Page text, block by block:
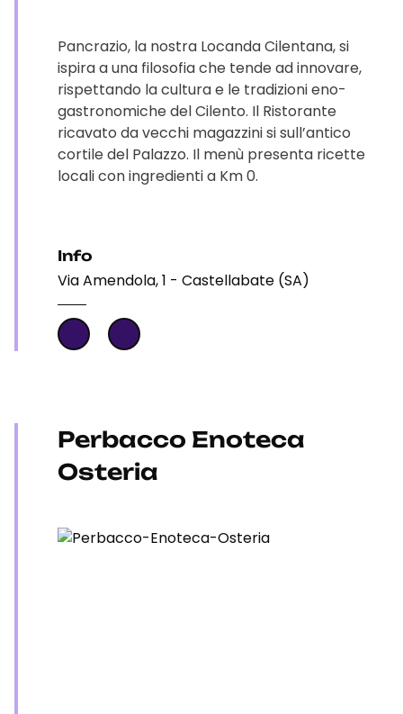
Pancrazio, la nostra Locanda Cilentana, si
ispira a una filosofia che tende ad innovare,
rispettando la cultura e le tradizioni eno-
gastronomiche del Cilento. Il Ristorante
ricavato da vecchi magazzini si sull’antico
cortile del Palazzo. Il menù presenta ricette
locali con ingredienti a Km 0.
Info
Via Amendola, 1 - Castellabate (SA)
Perbacco Enoteca
Osteria